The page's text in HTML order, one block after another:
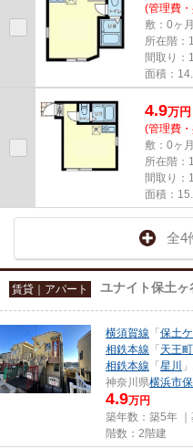
(管理費
敷：0ヶ
所在階：
間取り：
面積：
4.9万円
(管理費
敷：0ヶ
所在階：
間取り：
面積：
全4
賃貸｜アパート ユナイト保土
横須賀線 「 保土
相鉄本線 「 天王町
相鉄本線 「 星川
神奈川県横浜市
4.9万円
築年数：築5年 ｜
階数：2階建